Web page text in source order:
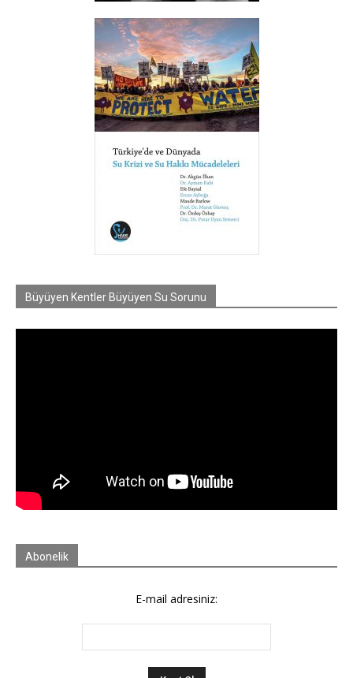
Büyüyen Kentler Büyüyen Su Sorunu
Abonelik
E-mail adresiniz: